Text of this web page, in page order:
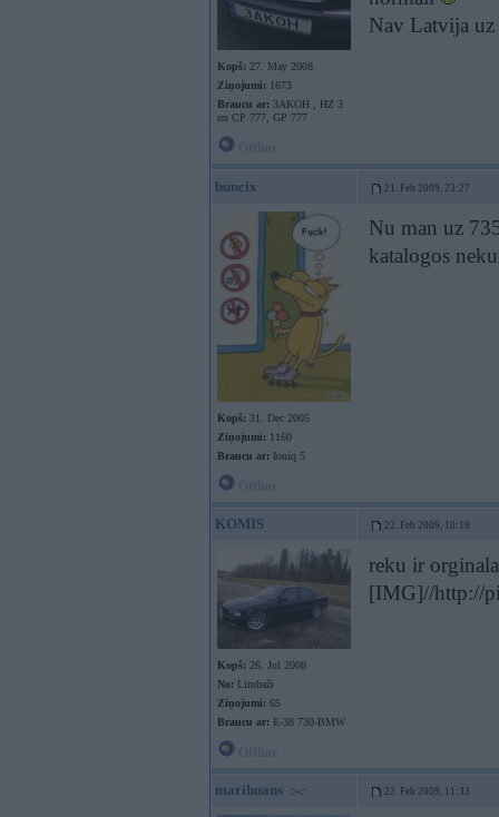
Kopš: 27. May 2008
Ziņojumi: 1673
Braucu ar: 3AKOH , HZ 3
un CP 777, GP 777
Nav Latvija uz
buncix 21. Feb 2009, 23:27
Kopš: 31. Dec 2005
Ziņojumi: 1160
Braucu ar: Ioniq 5
Nu man uz
katalogos
KOMIS 22. Feb 2009, 10:19
Kopš: 26. Jul 2008
No: Limbaži
Ziņojumi: 65
Braucu ar: E-38 730-BMW
reku ir
[IMG]//http://
marihuans 22. Feb 2009, 11:33